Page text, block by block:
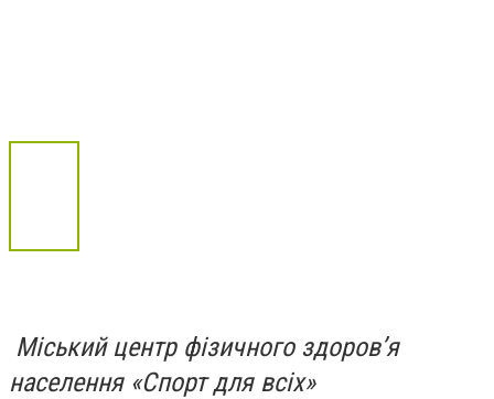
Міський центр фізичного здоров’я
населення «Спорт для всіх»